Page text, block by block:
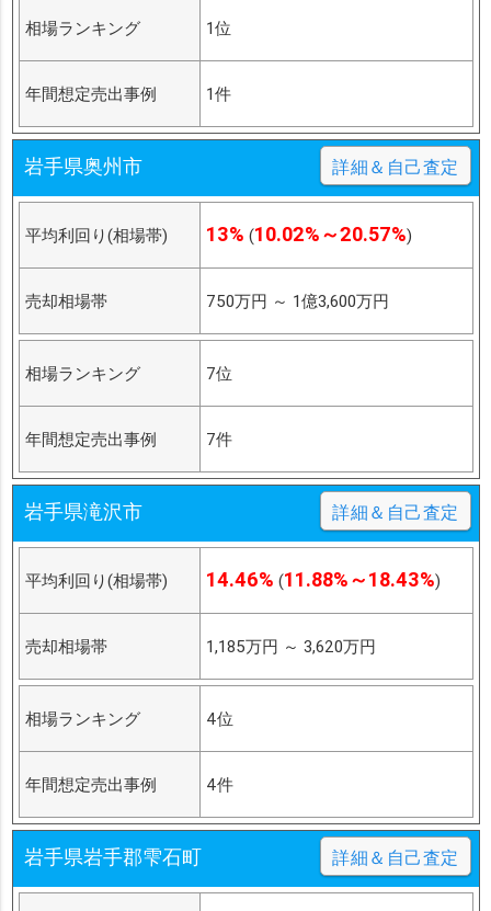
相場ランキング 1位
年間想定売出事例 1件
岩手県奥州市 詳細＆自己査定
平均利回り(相場帯) 13% (10.02%～20.57%)
売却相場帯 750万円 ～ 1億3,600万円
相場ランキング 7位
年間想定売出事例 7件
岩手県滝沢市 詳細＆自己査定
平均利回り(相場帯) 14.46% (11.88%～18.43%)
売却相場帯 1,185万円 ～ 3,620万円
相場ランキング 4位
年間想定売出事例 4件
岩手県岩手郡雫石町 詳細＆自己査定